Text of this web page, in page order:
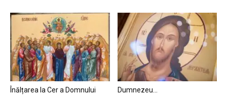
Înălțarea la Cer a Domnului
Dumnezeu…